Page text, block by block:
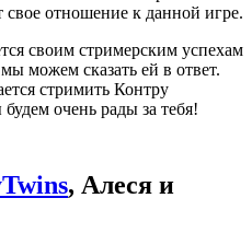
отношение к данной игре.
своим стримерским успехам
можем сказать ей в ответ.
стримить Контру
очень рады за тебя!
, Алеся и